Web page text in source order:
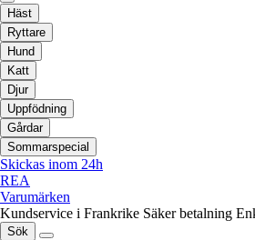
Häst
Ryttare
Hund
Katt
Djur
Uppfödning
Gårdar
Sommarspecial
Skickas inom 24h
REA
Varumärken
Kundservice i Frankrike Säker betalning
Sök